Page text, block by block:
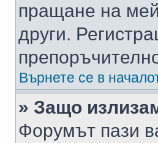
пращане на
други.
Върнете се в
» Защо
Форумът пази